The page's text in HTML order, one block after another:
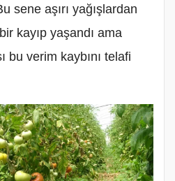
sene aşırı yağışlardan
kayıp yaşandı ama
bu verim kaybını telafi